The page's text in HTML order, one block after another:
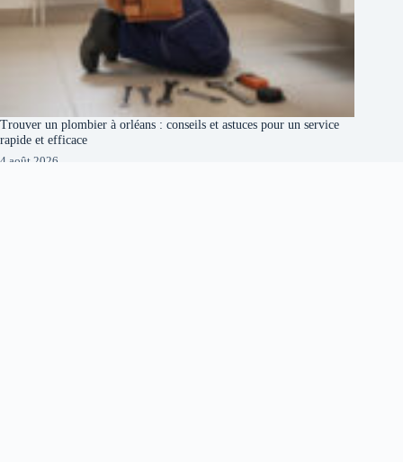
Trouver un plombier à orléans : conseils et astuces pour un service
rapide et efficace
4 août 2026